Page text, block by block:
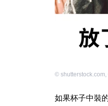
© shutterstock.com,
如果杯子中裝